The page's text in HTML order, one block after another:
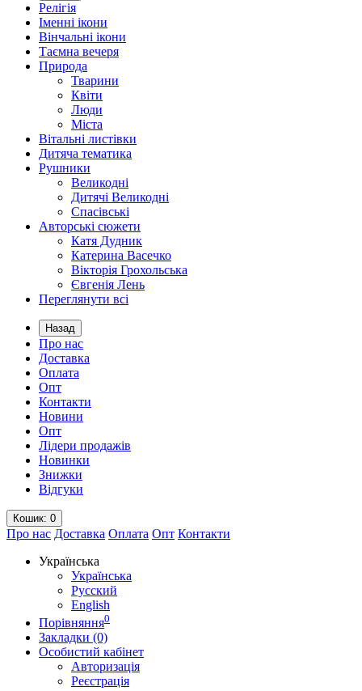
Релігія
Іменні ікони
Вінчальні ікони
Таємна вечеря
Природа
Тварини
Квіти
Люди
Міста
Вітальні листівки
Дитяча тематика
Рушники
Великодні
Дитячі Великодні
Спасівські
Авторські сюжети
Катя Дудник
Катерина Васечко
Вікторія Грохольська
Євгенія Лень
Переглянути всі
Назад
Про нас
Доставка
Оплата
Опт
Контакти
Новини
Опт
Лідери продажів
Новинки
Знижки
Відгуки
Кошик: 0
Про нас Доставка Оплата Опт Контакти
Українська
Українська
Русский
English
Порівняння0
Закладки (0)
Особистий кабінет
Авторизація
Реєстрація